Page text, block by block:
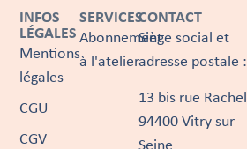
SERVICES
Abonnement
à l'atelier
INFOS
LÉGALES
Mentions
légales
CGU
CGV
CONTACT
Siège social et
adresse postale :
13 bis rue Rachel
94400 Vitry sur